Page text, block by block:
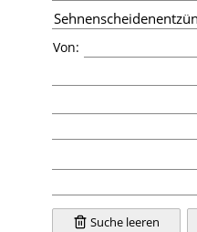
Von:
Suche leeren